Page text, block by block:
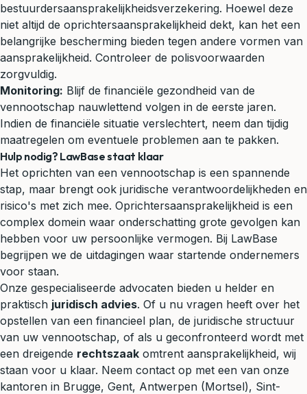
bestuurdersaansprakelijkheidsverzekering. Hoewel deze
niet altijd de oprichtersaansprakelijkheid dekt, kan het een
belangrijke bescherming bieden tegen andere vormen van
aansprakelijkheid. Controleer de polisvoorwaarden
zorgvuldig.
Monitoring: Blijf de financiële gezondheid van de
vennootschap nauwlettend volgen in de eerste jaren.
Indien de financiële situatie verslechtert, neem dan tijdig
maatregelen om eventuele problemen aan te pakken.
Hulp nodig? LawBase staat klaar
Het oprichten van een vennootschap is een spannende
stap, maar brengt ook juridische verantwoordelijkheden en
risico's met zich mee. Oprichtersaansprakelijkheid is een
complex domein waar onderschatting grote gevolgen kan
hebben voor uw persoonlijke vermogen. Bij LawBase
begrijpen we de uitdagingen waar startende ondernemers
voor staan.
Onze gespecialiseerde advocaten bieden u helder en
praktisch juridisch advies. Of u nu vragen heeft over het
opstellen van een financieel plan, de juridische structuur
van uw vennootschap, of als u geconfronteerd wordt met
een dreigende rechtszaak omtrent aansprakelijkheid, wij
staan voor u klaar. Neem contact op met een van onze
kantoren in Brugge, Gent, Antwerpen (Mortsel), Sint-